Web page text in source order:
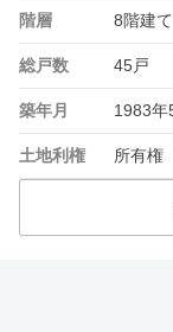
階層 8階建て
総戸数 45戸
築年月 1983年
土地利権 所有権